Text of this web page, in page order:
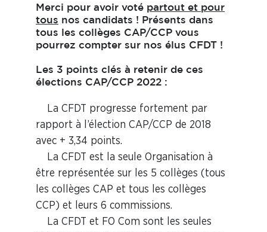
Merci pour avoir voté partout et pour
tous nos candidats ! Présents dans
tous les collèges CAP/CCP vous
pourrez compter sur nos élus CFDT !
Les 3 points clés à retenir de ces
élections CAP/CCP 2022 :
La CFDT
progresse fortement par
rapport à l’élection CAP/CCP de 2018
avec + 3,34 points.
La CFDT est la seule Organisation à
être représentée sur les 5 collèges (tous
les collèges CAP et tous les collèges
CCP) et leurs 6 commissions.
La CFDT
et FO Com sont les seules